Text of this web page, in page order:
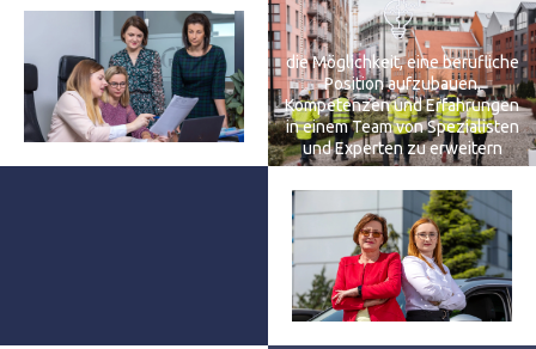
die Möglichkeit, eine berufliche
Position aufzubauen,
Kompetenzen und Erfahrungen
in einem Team von Spezialisten
und Experten zu erweitern